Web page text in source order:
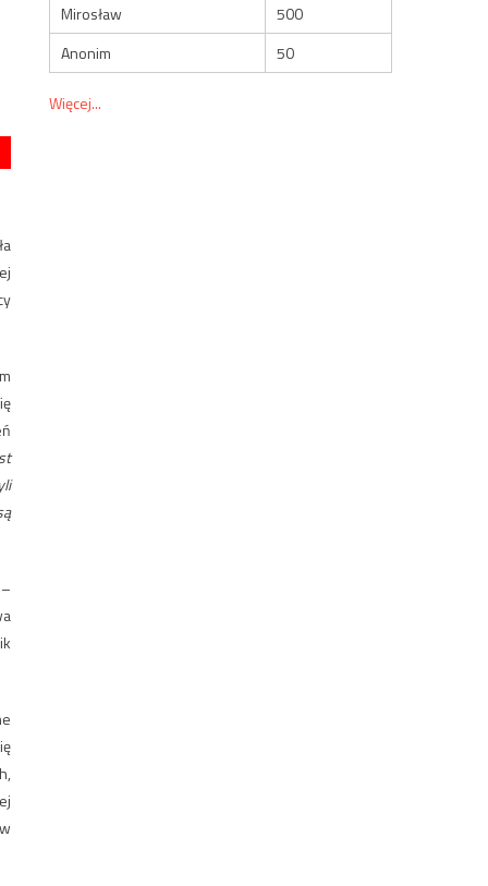
Mirosław
500
Anonim
50
Więcej...